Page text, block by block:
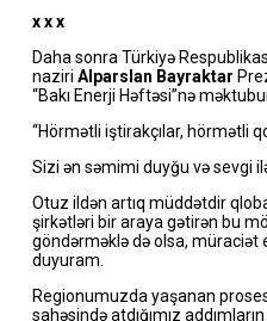
x x x
Daha sonra Türkiyə
naziri Alparslan Bayraktar
“Bakı Enerji Həftəsi”nə
“Hörmətli iştirakçılar, hörmətli
Sizi ən səmimi duyğu və sevgi
Otuz ildən artıq müddətdir
şirkətləri bir araya gətirən bu
göndərməklə də olsa,
duyuram.
Regionumuzda yaşanan
sahəsində atdığımız